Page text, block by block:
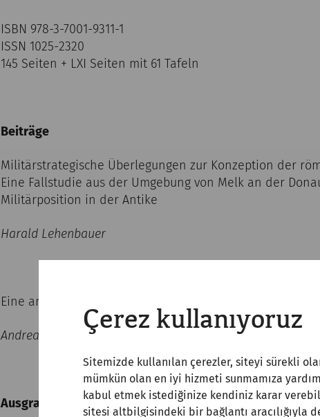
Çerez kullanıyoruz
Sitemizde kullanılan çerezler, siteyi sürekli
mümkün olan en iyi hizmeti sunmamıza
kabul etmek istediğinize kendiniz karar
sitesi altbilgisindeki bir bağlantı aracılığıyla
ISBN 978-3-7001-9311-1
ISSN 1025-2320
145 Seiten + LXI Seiten mit 61 Tafeln
Beiträge
Militärstrategische Überlegungen zur Konzeption der
Eine Fallstudie aus der Umgebung von Melk an der
Militärposition in der Antike
Harald Lehenbauer
Eine angebliche Zahnprothese und ein Zahnmodell
Andreas Eder
Ausgrabungen und Funde